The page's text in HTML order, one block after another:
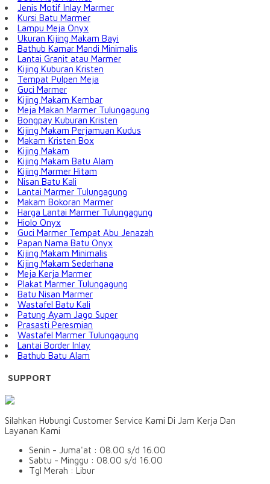
Jenis Motif Inlay Marmer
Kursi Batu Marmer
Lampu Meja Onyx
Ukuran Kijing Makam Bayi
Bathub Kamar Mandi Minimalis
Lantai Granit atau Marmer
Kijing Kuburan Kristen
Tempat Pulpen Meja
Guci Marmer
Kijing Makam Kembar
Meja Makan Marmer Tulungagung
Bongpay Kuburan Kristen
Kijing Makam Perjamuan Kudus
Makam Kristen Box
Kijing Makam
Kijing Makam Batu Alam
Kijing Marmer Hitam
Nisan Batu Kali
Lantai Marmer Tulungagung
Makam Bokoran Marmer
Harga Lantai Marmer Tulungagung
Hiolo Onyx
Guci Marmer Tempat Abu Jenazah
Papan Nama Batu Onyx
Kijing Makam Minimalis
Kijing Makam Sederhana
Meja Kerja Marmer
Plakat Marmer Tulungagung
Batu Nisan Marmer
Wastafel Batu Kali
Patung Ayam Jago Super
Prasasti Peresmian
Wastafel Marmer Tulungagung
Lantai Border Inlay
Bathub Batu Alam
SUPPORT
Silahkan Hubungi Customer Service Kami Di Jam Kerja Dan
Layanan Kami
Senin - Juma'at : 08.00 s/d 16.00
Sabtu - Minggu : 08.00 s/d 16.00
Tgl Merah : Libur